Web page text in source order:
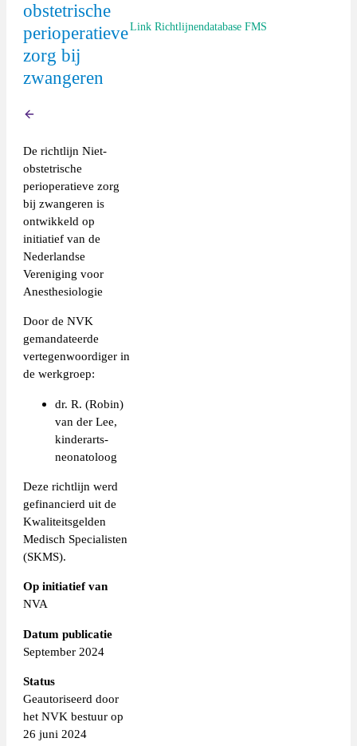
obstetrische
perioperatieve
zorg bij
zwangeren
De richtlijn Niet-
obstetrische
perioperatieve zorg
bij zwangeren is
ontwikkeld op
initiatief van de
Nederlandse
Vereniging voor
Anesthesiologie
Door de NVK
gemandateerde
vertegenwoordiger in
de werkgroep:
dr. R. (Robin)
van der Lee,
kinderarts-
neonatoloog
Deze richtlijn werd
gefinancierd uit de
Kwaliteitsgelden
Medisch Specialisten
(SKMS).
Op initiatief van
NVA
Datum publicatie
September 2024
Status
Geautoriseerd door
het NVK bestuur op
26 juni 2024
Richtlijn (extern)
Link Richtlijnendatabase FMS